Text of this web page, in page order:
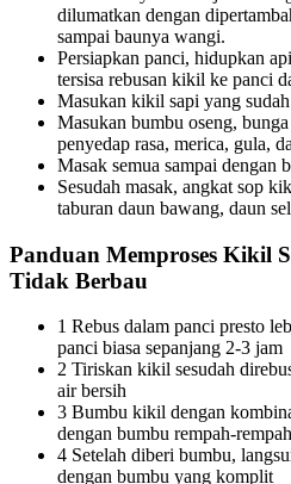
dilumatkan dengan
sampai baunya wangi.
Persiapkan panci, hidupkan
tersisa rebusan kikil ke panci
Masukan kikil sapi yang
Masukan bumbu oseng,
penyedap rasa, merica, gula,
Masak semua sampai dengan
Sesudah masak, angkat sop
taburan daun bawang, daun
Panduan Memproses Kikil
Tidak Berbau
1 Rebus dalam panci presto
panci biasa sepanjang 2-3 jam
2 Tiriskan kikil sesudah
air bersih
3 Bumbu kikil dengan
dengan bumbu rempah-
4 Setelah diberi bumbu,
dengan bumbu yang komplit